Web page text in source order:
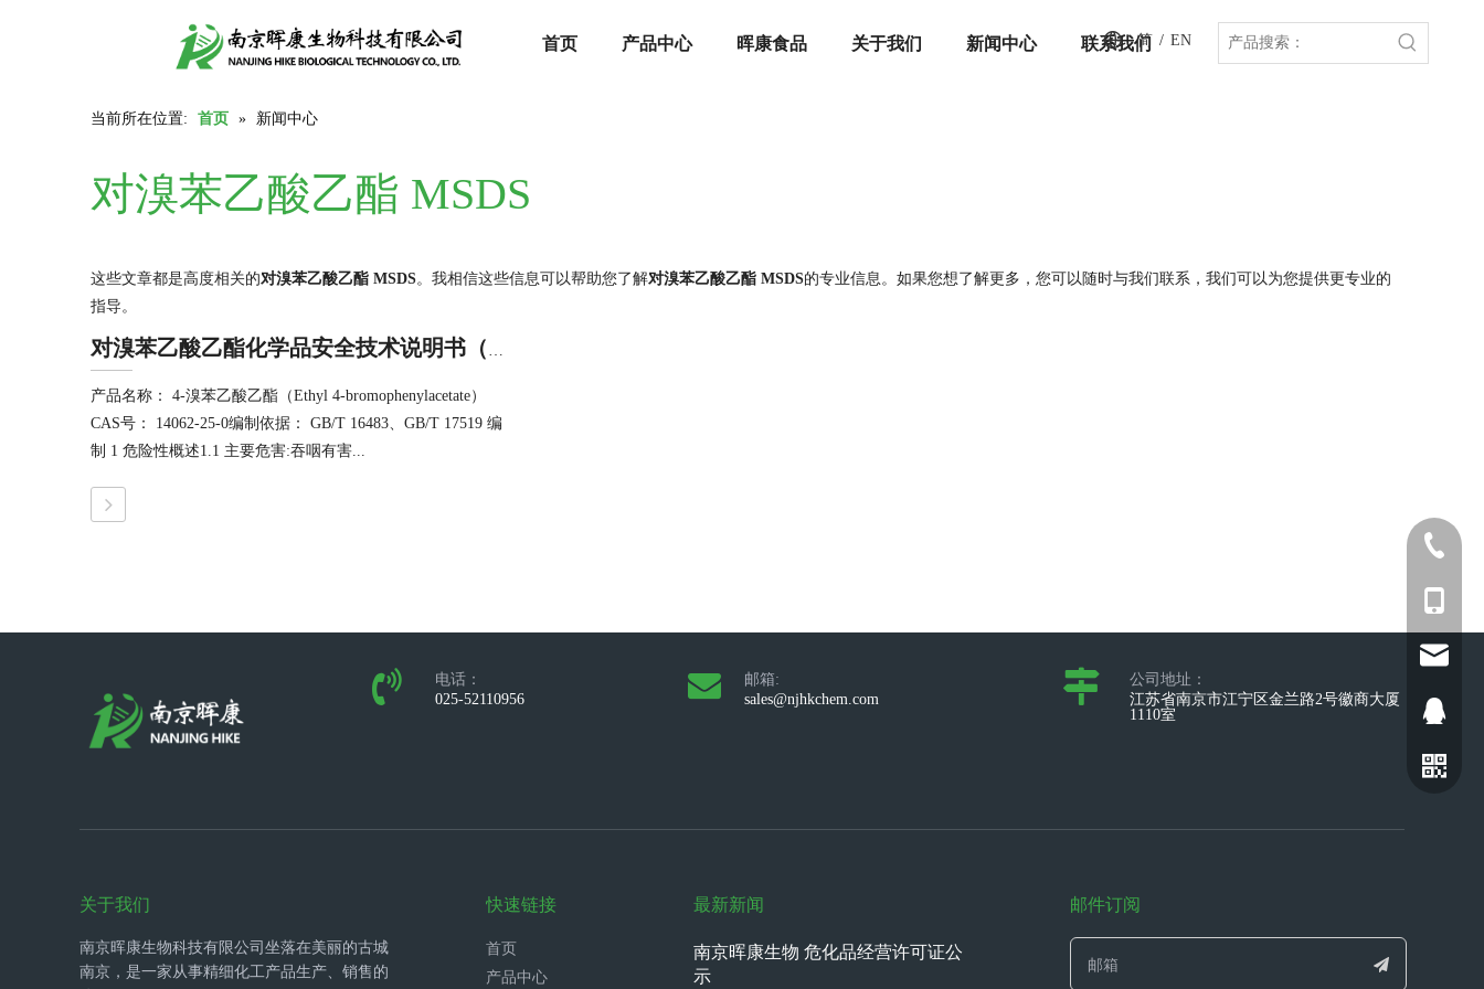
首页 产品中心 晖康食品 关于我们 新闻中心 联系我们
简 / EN
当前所在位置: 首页 » 新闻中心
对溴苯乙酸乙酯 MSDS
这些文章都是高度相关的对溴苯乙酸乙酯 MSDS。我相信这些信息可以帮助您了解对溴苯乙酸乙酯 MSDS的专业信息。如果您想了解更多，您可以随时与我们联系，我们可以为您提供更专业的
指导。
对溴苯乙酸乙酯化学品安全技术说明书（MSDS）
产品名称： 4-溴苯乙酸乙酯（Ethyl 4-bromophenylacetate）
CAS号： 14062-25-0编制依据： GB/T 16483、GB/T 17519 编
制 1 危险性概述1.1 主要危害:吞咽有害...
电话：
025-52110956
邮箱:
sales@njhkchem.com
公司地址：
江苏省南京市江宁区金兰路2号徽商大厦
1110室
关于我们
南京晖康生物科技有限公司坐落在美丽的古城
南京，是一家从事精细化工产品生产、销售的
快速链接
首页
产品中心
最新新闻
南京晖康生物 危化品经营许可证公
示
邮件订阅
025-